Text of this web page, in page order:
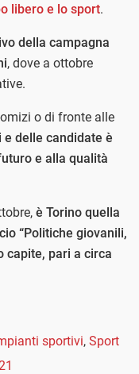
libero e lo sport.
della campagna
, dove a ottobre
o di fronte alle
e delle candidate è
e alla qualità
è Torino quella
“Politiche giovanili,
capite, pari a circa
sportivi, Sport